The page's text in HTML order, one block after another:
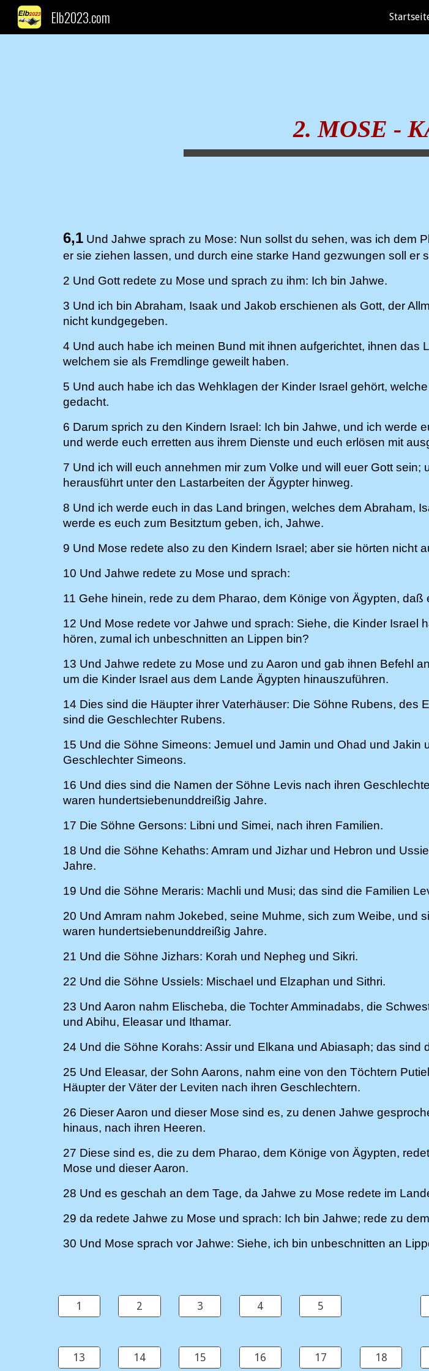
Elb2023.com
2. MOSE -
6,1Und Jahwe sprach zu Mose: Nun sollst du sehen, was ich dem
er sie ziehen lassen, und durch eine starke Hand gezwungen soll er
2 Und Gott redete zu Mose und sprach zu ihm: Ich bin Jahwe.
3 Und ich bin Abraham, Isaak und Jakob erschienen als Gott, der
nicht kundgegeben.
4 Und auch habe ich meinen Bund mit ihnen aufgerichtet, ihnen
welchem sie als Fremdlinge geweilt haben.
5 Und auch habe ich das Wehklagen der Kinder Israel gehört,
gedacht.
6 Darum sprich zu den Kindern Israel: Ich bin Jahwe, und ich werde
und werde euch erretten aus ihrem Dienste und euch erlösen mit
7 Und ich will euch annehmen mir zum Volke und will euer Gott
herausführt unter den Lastarbeiten der Ägypter hinweg.
8 Und ich werde euch in das Land bringen, welches dem Abraham,
werde es euch zum Besitztum geben, ich, Jahwe.
9 Und Mose redete also zu den Kindern Israel; aber sie hörten nicht
10 Und Jahwe redete zu Mose und sprach:
11 Gehe hinein, rede zu dem Pharao, dem Könige von Ägypten,
12 Und Mose redete vor Jahwe und sprach: Siehe, die Kinder Israel
hören, zumal ich unbeschnitten an Lippen bin?
13 Und Jahwe redete zu Mose und zu Aaron und gab ihnen Befehl
um die Kinder Israel aus dem Lande Ägypten hinauszuführen.
14 Dies sind die Häupter ihrer Vaterhäuser: Die Söhne Rubens,
sind die Geschlechter Rubens.
15 Und die Söhne Simeons: Jemuel und Jamin und Ohad und
Geschlechter Simeons.
16 Und dies sind die Namen der Söhne Levis nach ihren
waren hundertsiebenunddreißig Jahre.
17 Die Söhne Gersons: Libni und Simei, nach ihren Familien.
18 Und die Söhne Kehaths: Amram und Jizhar und Hebron und
Jahre.
19 Und die Söhne Meraris: Machli und Musi; das sind die Familien
20 Und Amram nahm Jokebed, seine Muhme, sich zum Weibe, und
waren hundertsiebenunddreißig Jahre.
21 Und die Söhne Jizhars: Korah und Nepheg und Sikri.
22 Und die Söhne Ussiels: Mischael und Elzaphan und Sithri.
23 Und Aaron nahm Elischeba, die Tochter Amminadabs, die
und Abihu, Eleasar und Ithamar.
24 Und die Söhne Korahs: Assir und Elkana und Abiasaph; das sind
25 Und Eleasar, der Sohn Aarons, nahm eine von den Töchtern
Häupter der Väter der Leviten nach ihren Geschlechtern.
26 Dieser Aaron und dieser Mose sind es, zu denen Jahwe
hinaus, nach ihren Heeren.
27 Diese sind es, die zu dem Pharao, dem Könige von Ägypten,
Mose und dieser Aaron.
28 Und es geschah an dem Tage, da Jahwe zu Mose redete im
29 da redete Jahwe zu Mose und sprach: Ich bin Jahwe; rede zu
30 Und Mose sprach vor Jahwe: Siehe, ich bin unbeschnitten an
1 2 3 4 5
13 14 15 16 17 18